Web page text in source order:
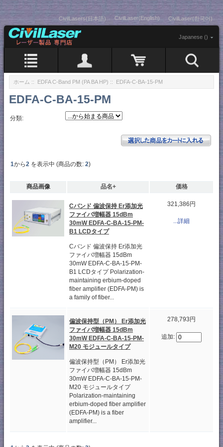
CivilLasers(日本語) CivilLaser(English) CivilLaser(한국어)
Japanese ()
ホーム :: EDFA C-Band PM (PA BA HP) :: EDFA-C-BA-15-PM
EDFA-C-BA-15-PM
分類:
1から2 を表示中 (商品の数: 2)
商品画像 品名+ 価格
Cバンド 偏波保持 Er添加光
ファイバ増幅器 15dBm
30mW EDFA-C-BA-15-PM-
B1 LCDタイプ
Cバンド 偏波保持 Er添加光
ファイバ増幅器 15dBm
30mW EDFA-C-BA-15-PM-
B1 LCDタイプ Polarization-
maintaining erbium-doped
fiber amplifier (EDFA-PM) is
a family of fiber...
321,386円
...詳細
偏波保持型（PM） Er添加光
ファイバ増幅器 15dBm
30mW EDFA-C-BA-15-PM-
M20 モジュールタイプ
偏波保持型（PM） Er添加光
ファイバ増幅器 15dBm
30mW EDFA-C-BA-15-PM-
M20 モジュールタイプ
Polarization-maintaining
erbium-doped fiber amplifier
(EDFA-PM) is a fiber
amplifier...
278,793円
追加: